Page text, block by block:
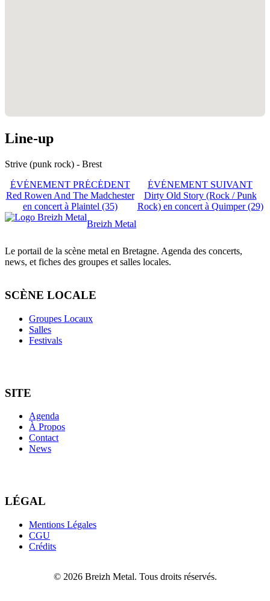
Line-up
Strive (punk rock) - Brest
ÉVÉNEMENT PRÉCÉDENT
Red Rowen And The Madchester
en concert à Plaintel (35)
ÉVÉNEMENT SUIVANT
Dirty Old Story (Rock / Punk
Rock) en concert à Quimper (29)
Breizh Metal
Le portail de la scène metal en Bretagne. Agenda des concerts,
news, et fiches des groupes et salles locales.
SCÈNE LOCALE
Groupes Locaux
Salles
Festivals
SITE
Agenda
À Propos
Contact
News
LÉGAL
Mentions Légales
CGU
Crédits
© 2026 Breizh Metal. Tous droits réservés.